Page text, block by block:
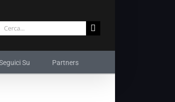
Cerca
Su Partners